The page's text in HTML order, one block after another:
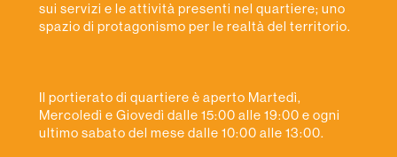
sui servizi e le attività presenti nel quartiere; uno
spazio di protagonismo per le realtà del territorio.
Il portierato di quartiere è aperto Martedì,
Mercoledì e Giovedì dalle 15:00 alle 19:00 e ogni
ultimo sabato del mese dalle 10:00 alle 13:00.